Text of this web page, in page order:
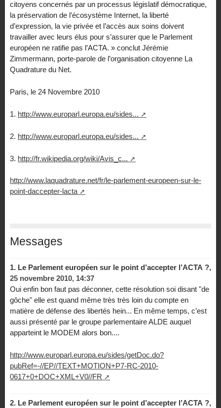
citoyens concernés par un processus législatif démocratique,
la préservation de l’écosystème Internet, la liberté
d’expression, la vie privée et l’accès aux soins doivent
travailler avec leurs élus pour s’assurer que le Parlement
européen ne ratifie pas l’ACTA. » conclut Jérémie
Zimmermann, porte-parole de l’organisation citoyenne La
Quadrature du Net.
Paris, le 24 Novembre 2010
1. http://www.europarl.europa.eu/sides...
2. http://www.europarl.europa.eu/sides...
3. http://fr.wikipedia.org/wiki/Avis_c...
http://www.laquadrature.net/fr/le-parlement-europeen-sur-le-
point-daccepter-lacta
Messages
1. Le Parlement européen sur le point d’accepter l’ACTA ?,
25 novembre 2010, 14:37
Oui enfin bon faut pas déconner, cette résolution soi disant "de
gôche" elle est quand même très très loin du compte en
matière de défense des libertés hein... En même temps, c’est
aussi présenté par le groupe parlementaire ALDE auquel
apparteint le MODEM alors bon....
http://www.europarl.europa.eu/sides/getDoc.do?
pubRef=-//EP//TEXT+MOTION+P7-RC-2010-
0617+0+DOC+XML+V0//FR
2. Le Parlement européen sur le point d’accepter l’ACTA ?,